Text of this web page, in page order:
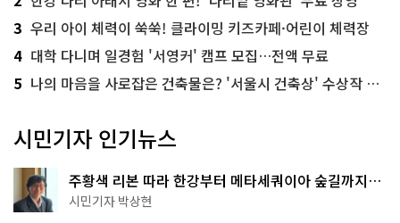
3 우리 아이 체력이 쑥쑥! 클라이밍 키즈카페·어린이 체력장
4 대학 다니며 일경험 '서영커' 캠프 모집…전액 무료
5 나의 마음을 사로잡은 건축물은? '서울시 건축상' 수상작 공개!
시민기자 인기뉴스
주황색 리본 따라 한강부터 메타세쿼이아 숲길까지…
서울둘레길 15코스
시민기자 박상현